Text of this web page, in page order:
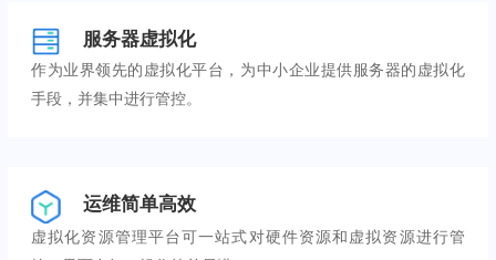
服务器虚拟化
作为业界领先的虚拟化平台，为中小企业提供服务器的虚拟化
手段，并集中进行管控。
运维简单高效
虚拟化资源管理平台可一站式对硬件资源和虚拟资源进行管